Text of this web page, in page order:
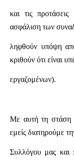
και τις
ασφάλιση των
ληφθούν υπόψη
κριθούν ότι είναι
εργαζομένων).
Με αυτή τη στάση
εμείς διατηρούμε
Συλλόγου μας και